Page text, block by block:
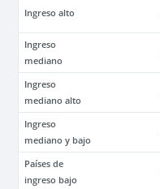
Ingreso alto
Ingreso
mediano
Ingreso
mediano alto
Ingreso
mediano y bajo
Países de
ingreso bajo